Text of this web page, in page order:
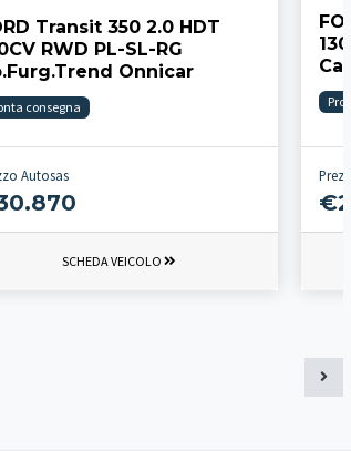
Transit 350 2.0 HDT
RWD PL-SL-RG
Onnicar
consegna
Autosas
SCHEDA VEICOLO